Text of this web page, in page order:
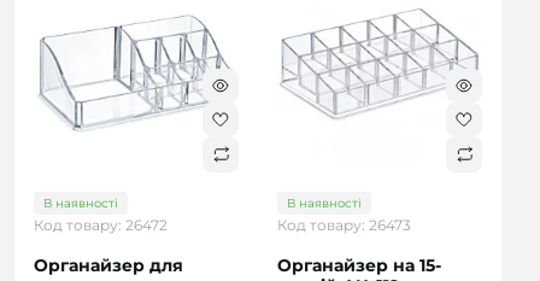
В наявності
Код товару: 26472
Органайзер для
В наявності
Код товару: 26473
Органайзер на 15-